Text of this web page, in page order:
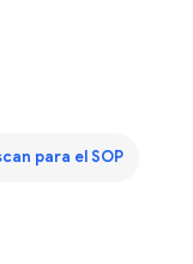
para el SOP